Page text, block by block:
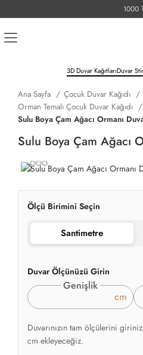
1000
3D Duvar KağıtlarıDuvar
Ana Sayfa
Çocuk Duvar Kağıdı
Orman Temalı Çocuk Duvar Kağıdı
Sulu Boya Çam Ağacı Ormanı
Sulu Boya Çam Ağacı
Ölçü Birimini Seçin
Santimetre
Duvar Ölçünüzü Girin
Genişlik
cm
Duvarınızın tam ölçülerini
cm ekleyeceğiz.